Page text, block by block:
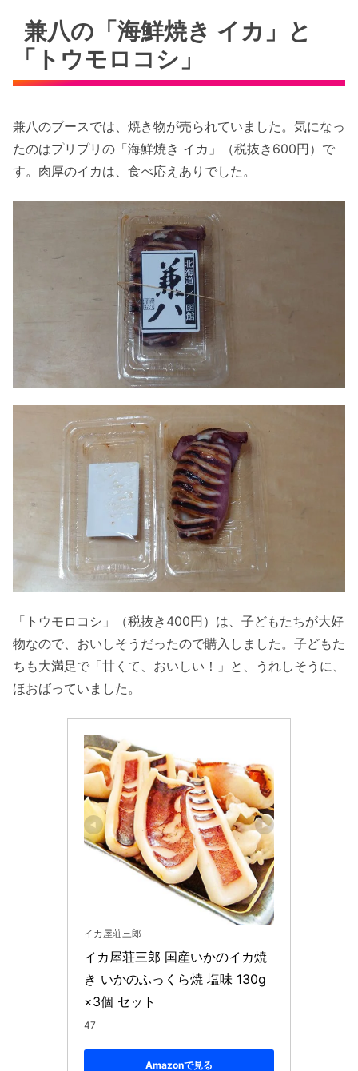
兼八の「海鮮焼き イカ」と
「トウモロコシ」
兼八のブースでは、焼き物が売られていました。気になっ
たのはプリプリの「海鮮焼き イカ」（税抜き600円）で
す。肉厚のイカは、食べ応えありでした。
「トウモロコシ」（税抜き400円）は、子どもたちが大好
物なので、おいしそうだったので購入しました。子どもた
ちも大満足で「甘くて、おいしい！」と、うれしそうに、
ほおばっていました。
イカ屋荘三郎
イカ屋荘三郎 国産いかのイカ焼
き いかのふっくら焼 塩味 130g
×3個 セット
47
Amazonで見る